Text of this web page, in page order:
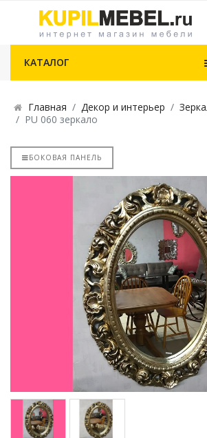
КАТАЛОГ
Главная Декор и интерьер
PU 060 зеркало
БОКОВАЯ ПАНЕЛЬ